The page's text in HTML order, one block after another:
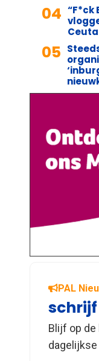
04 “F*ck
Ceuta
05
PAL
Blijf op